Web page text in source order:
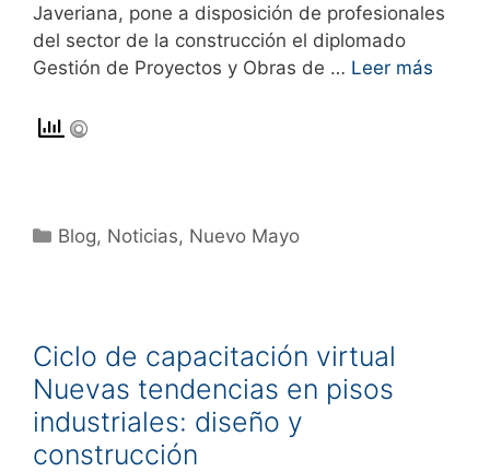
Javeriana, pone a disposición de profesionales
del sector de la construcción el diplomado
Gestión de Proyectos y Obras de … Leer más
Blog, Noticias, Nuevo Mayo
Ciclo de capacitación virtual
Nuevas tendencias en pisos
industriales: diseño y
construcción